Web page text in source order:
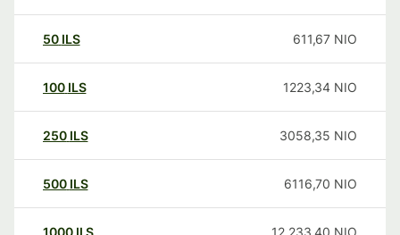
50 ILS 611,67 NIO
100 ILS 1223,34 NIO
250 ILS 3058,35 NIO
500 ILS 6116,70 NIO